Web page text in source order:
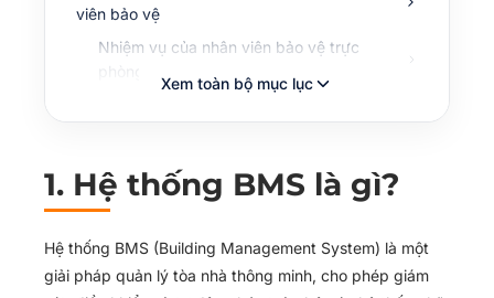
viên bảo vệ
Nhiệm vụ của nhân viên bảo vệ trực
Xem toàn bộ mục lục
1. Hệ thống BMS là gì?
Hệ thống BMS (Building Management System) là một
giải pháp quản lý tòa nhà thông minh, cho phép giám